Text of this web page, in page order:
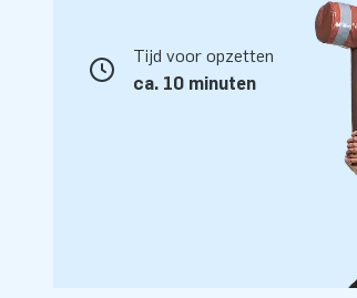
JB Inflatables biedt de beste
JB Inflatables werkt met de beste
dus kwalitatief gezien dik in orde. En is
vakkundige serviceteam voor je klaar.
afwerking van onze inflatables. Van
huis om jou de allermooiste inflatable
Tijd voor opzetten
ca. 10 minuten